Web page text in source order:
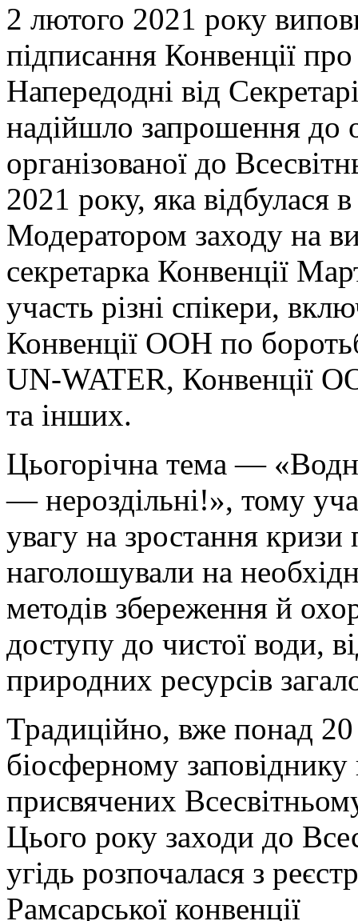
2 лютого 2021 року
підписання Конвенції
Напередодні від
надійшло запрошення до
організованої до
2021 року, яка відбулася
Модератором заходу на
секретарка Конвенції
участь різні спікери,
Конвенції ООН по
UN-WATER, Конвенції
та інших.
Цьогорічна тема —
— нероздільні!», тому
увагу на зростання кризи
наголошували на
методів збереження й
доступу до чистої води,
природних ресурсів
Традиційно, вже понад
біосферному заповіднику
присвячених
Цього року заходи до
угідь розпочалася з
Рамсарської конвенції